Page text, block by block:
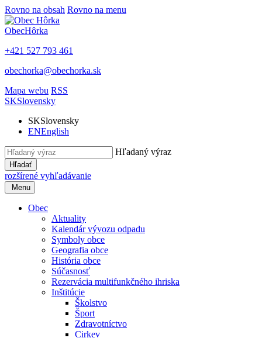
Rovno na obsah Rovno na menu
ObecHôrka
+421 527 793 461
obechorka@obechorka.sk
Mapa webu RSS
SKSlovensky
SKSlovensky
ENEnglish
Hľadaný výraz
Hľadať
rozšírené vyhľadávanie
Menu
Obec
Aktuality
Kalendár vývozu odpadu
Symboly obce
Geografia obce
História obce
Súčasnosť
Rezervácia multifunkčného ihriska
Inštitúcie
Školstvo
Šport
Zdravotníctvo
Cirkev